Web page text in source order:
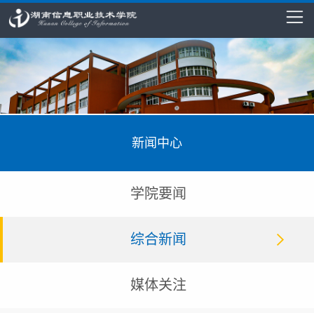
新闻中心
学院要闻
综合新闻
媒体关注